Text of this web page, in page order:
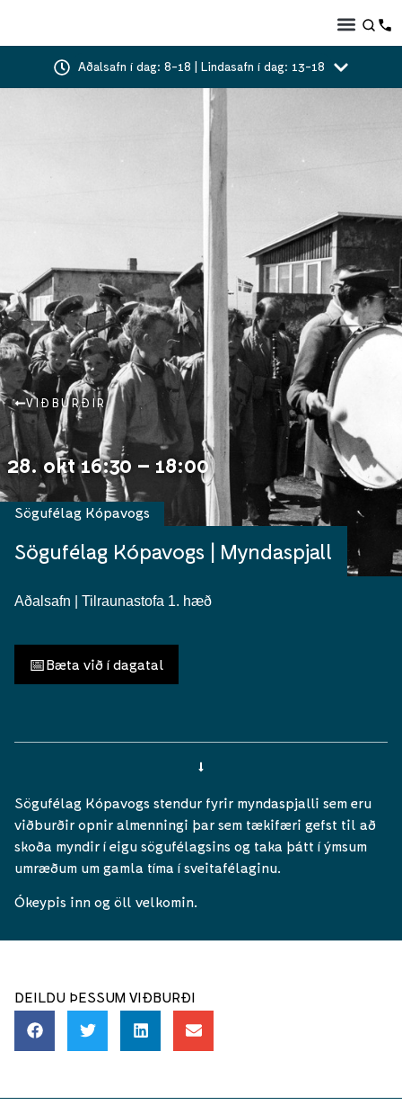
Aðalsafn í dag: 8-18 | Lindasafn í dag: 13-18
VIÐBURÐIR
28. okt 16:30 – 18:00
Sögufélag Kópavogs | Myndaspjall
Sögufélag Kópavogs
Aðalsafn | Tilraunastofa 1. hæð
📅Bæta við í dagatal
Sögufélag Kópavogs stendur fyrir myndaspjalli sem eru
viðburðir opnir almenningi þar sem tækifæri gefst til að
skoða myndir í eigu sögufélagsins og taka þátt í ýmsum
umræðum um gamla tíma í sveitafélaginu.
Ókeypis inn og öll velkomin.
DEILDU ÞESSUM VIÐBURÐI